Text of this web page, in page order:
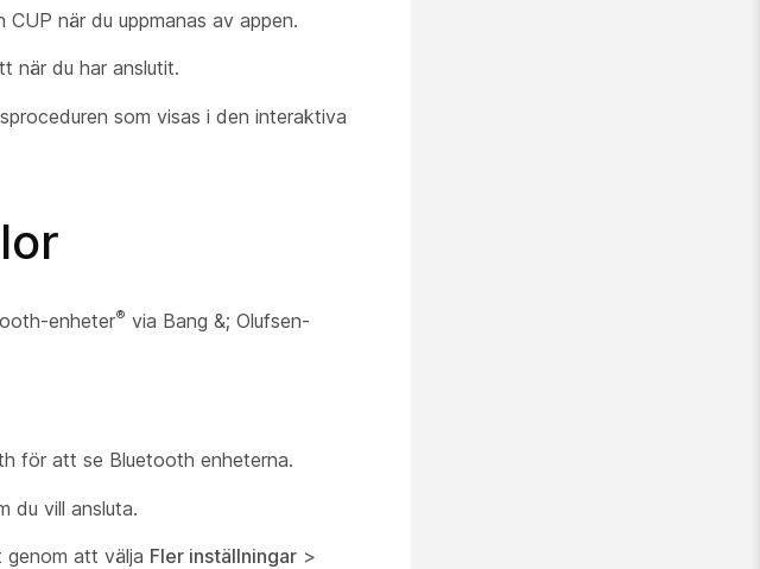
när du uppmanas av appen.
när du har anslutit.
som visas i den interaktiva
enheter® via Bang &; Olufsen-
för att se Bluetooth enheterna.
du vill ansluta.
genom att välja Fler inställningar >